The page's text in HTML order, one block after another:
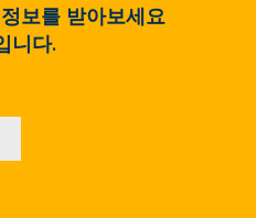
보를 받아보세요
니다.